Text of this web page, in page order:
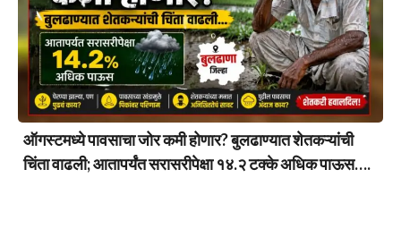
ऑगस्टमध्ये पावसाचा जोर कमी होणार? बुलढाण्यात शेतकऱ्यांची
चिंता वाढली; आतापर्यंत सरासरीपेक्षा १४.२ टक्के अधिक पाऊस….